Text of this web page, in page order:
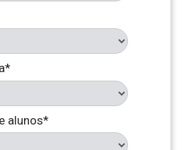
alunos*